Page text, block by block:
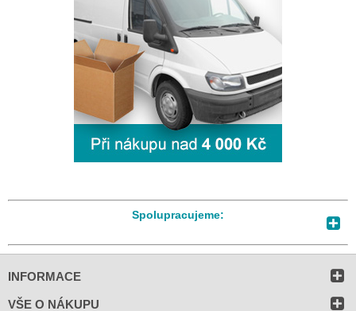
Spolupracujeme:
INFORMACE
VŠE O NÁKUPU